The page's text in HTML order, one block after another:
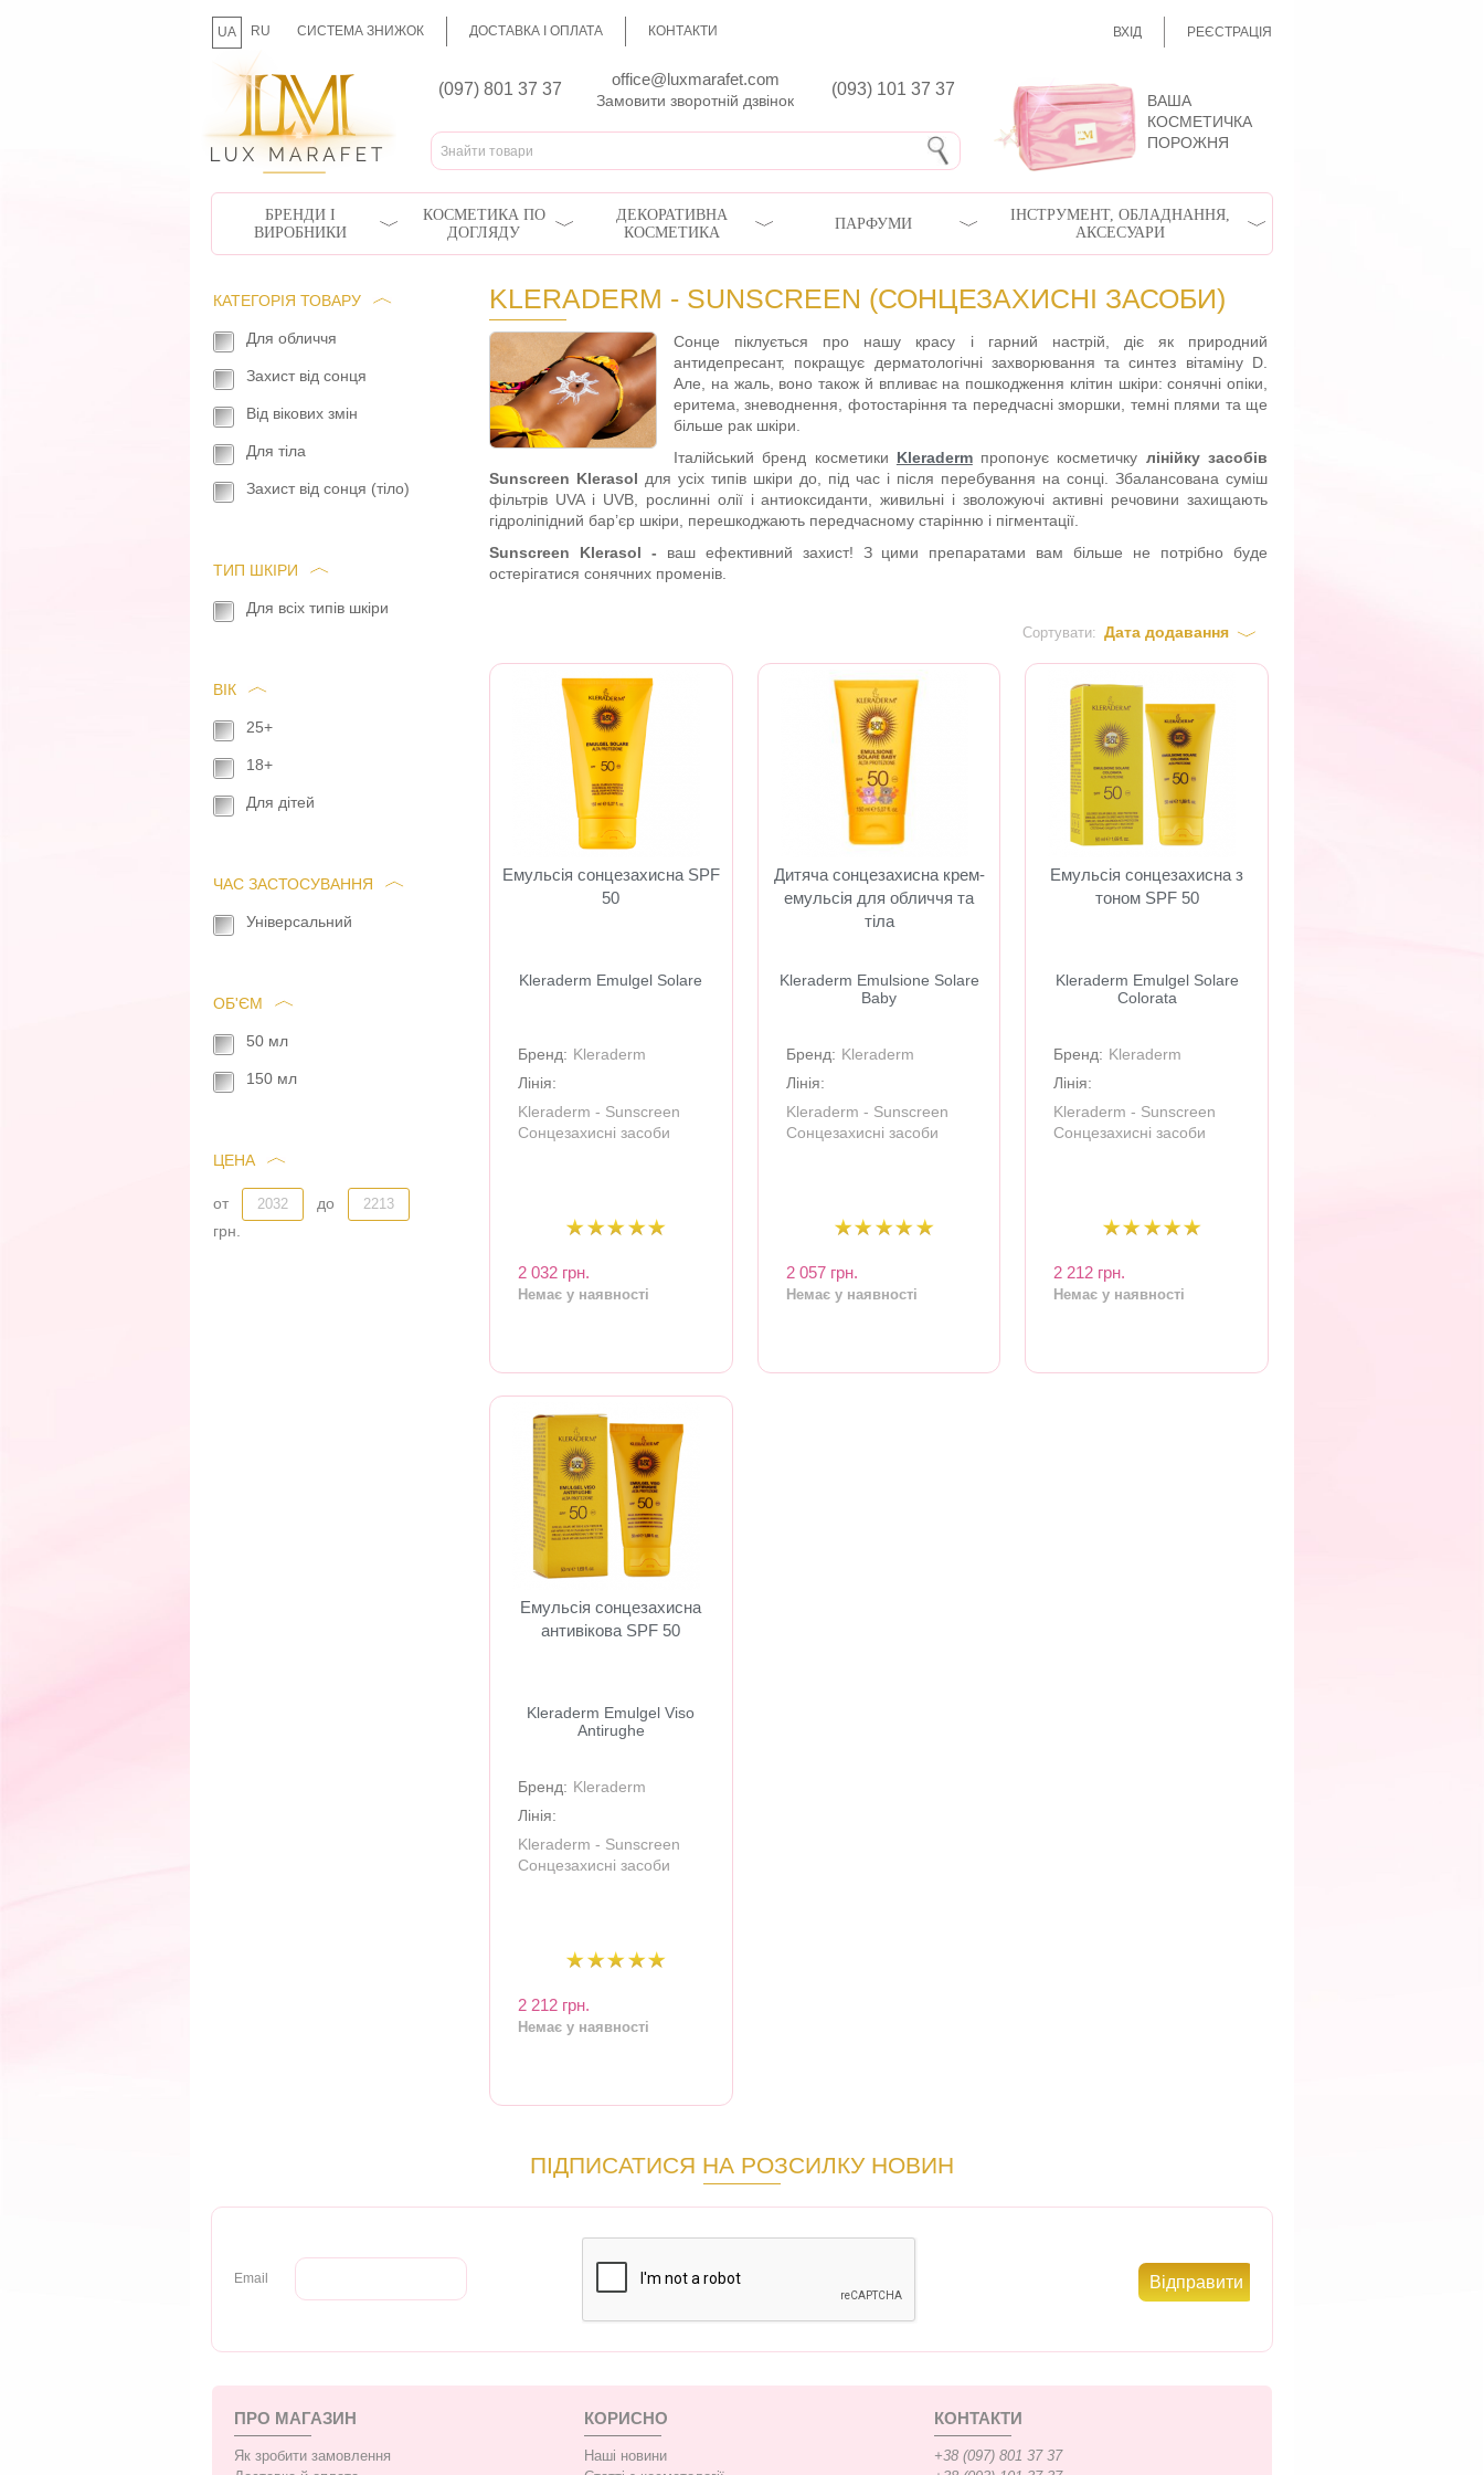
UA RU СИСТЕМА ЗНИЖОК ДОСТАВКА І ОПЛАТА КОНТАКТИ ВХІД РЕЄСТРАЦІЯ
(097) 801 37 37
office@luxmarafet.com
(093) 101 37 37
Замовити зворотній дзвінок
ВАША
КОСМЕТИЧКА
ПОРОЖНЯ
БРЕНДИ І
ВИРОБНИКИ
КОСМЕТИКА ПО
ДОГЛЯДУ
ДЕКОРАТИВНА
КОСМЕТИКА
ПАРФУМИ
ІНСТРУМЕНТ, ОБЛАДНАННЯ,
АКСЕСУАРИ
КАТЕГОРІЯ ТОВАРУ
Для обличчя
Захист від сонця
Від вікових змін
Для тіла
Захист від сонця (тіло)
ТИП ШКІРИ
Для всіх типів шкіри
ВІК
25+
18+
Для дітей
ЧАС ЗАСТОСУВАННЯ
Універсальний
ОБ'ЄМ
50 мл
150 мл
ЦЕНА
от
до
грн.
KLERADERM - SUNSCREEN (СОНЦЕЗАХИСНІ ЗАСОБИ)
Сонце піклується про нашу красу і гарний настрій, діє як природний
антидепресант, покращує дерматологічні захворювання та синтез вітаміну D.
Але, на жаль, воно також й впливає на пошкодження клітин шкіри: сонячні опіки,
еритема, зневоднення, фотостаріння та передчасні зморшки, темні плями та ще
більше рак шкіри.
Італійський бренд косметики Kleradermпропонує косметичку лінійку засобів
Sunscreen Klerasol для усіх типів шкіри до, під час і після перебування на сонці. Збалансована суміш
фільтрів UVA і UVB, рослинні олії і антиоксиданти, живильні і зволожуючі активні речовини захищають
гідроліпідний бар’єр шкіри, перешкоджають передчасному старінню і пігментації.
Sunscreen Klerasol - ваш ефективний захист! З цими препаратами вам більше не потрібно буде
остерігатися сонячних променів.
Сортувати: Дата додавання
Емульсія сонцезахисна SPF
50
Kleraderm Emulgel Solare
Бренд: Kleraderm
Лінія:
Kleraderm - Sunscreen
Сонцезахисні засоби
2 032 грн.
Немає у наявності
Дитяча сонцезахисна крем-
емульсія для обличчя та
тіла
Kleraderm Emulsione Solare
Baby
Бренд: Kleraderm
Лінія:
Kleraderm - Sunscreen
Сонцезахисні засоби
2 057 грн.
Немає у наявності
Емульсія сонцезахисна з
тоном SPF 50
Kleraderm Emulgel Solare
Colorata
Бренд: Kleraderm
Лінія:
Kleraderm - Sunscreen
Сонцезахисні засоби
2 212 грн.
Немає у наявності
Емульсія сонцезахисна
антивікова SPF 50
Kleraderm Emulgel Viso
Antirughe
Бренд: Kleraderm
Лінія:
Kleraderm - Sunscreen
Сонцезахисні засоби
2 212 грн.
Немає у наявності
ПІДПИСАТИСЯ НА РОЗСИЛКУ НОВИН
Email
ПРО МАГАЗИН
Як зробити замовлення
КОРИСНО
Наші новини
КОНТАКТИ
+38 (097) 801 37 37